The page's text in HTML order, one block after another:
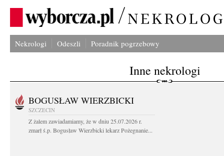
Nekrologi Odeszli Poradnik pogrzebowy
Inne nekrologi
BOGUSŁAW WIERZBICKI
SZCZECIN
Z żalem zawiadamiamy, że w dniu 25.07.2026 r.
zmarł ś.p. Bogusław Wierzbicki lekarz Pożegnanie...